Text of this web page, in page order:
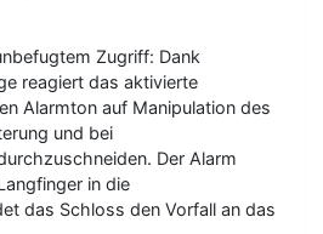
Zugriff: Dank
reagiert das aktivierte
Alarmton auf Manipulation des
und bei
Der Alarm
in die
das Schloss den Vorfall an das